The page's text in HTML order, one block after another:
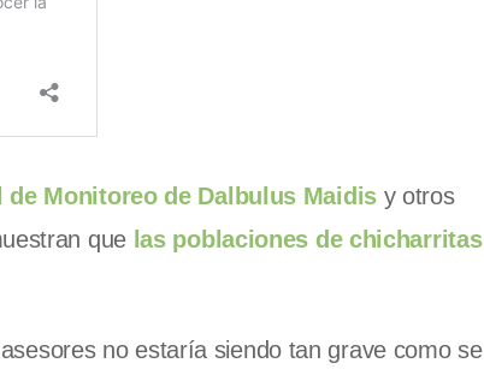
de Monitoreo de Dalbulus Maidisy otros
que las poblaciones de chicharritas
no estaría siendo tan grave como se